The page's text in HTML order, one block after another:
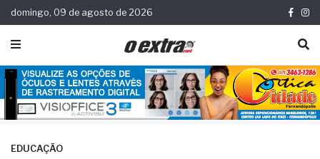
domingo, 09 de agosto de 2026
EDUCAÇÃO